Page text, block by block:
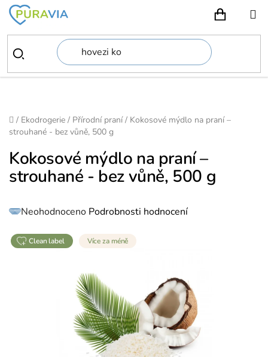
Přejít
obsah
Domů
/ Ekodrogerie / Přírodní praní / Kokosové mýdlo na praní –
strouhané - bez vůně, 500 g
Kokosové mýdlo na praní –
strouhané - bez vůně, 500 g
Průměrné
hodnocení
0,0
z
5
Neohodnoceno Podrobnosti hodnocení
clean label Více za méně